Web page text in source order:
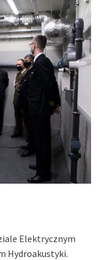
Elektrycznym
Hydroakustyki.